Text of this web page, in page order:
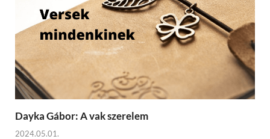
Dayka Gábor: A vak szerelem
2024.05.01.